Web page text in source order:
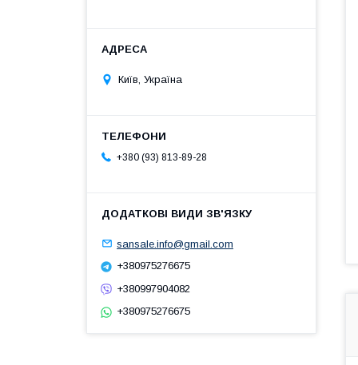
Київ, Україна
+380 (93) 813-89-28
sansale.info@gmail.com
+380975276675
+380997904082
+380975276675